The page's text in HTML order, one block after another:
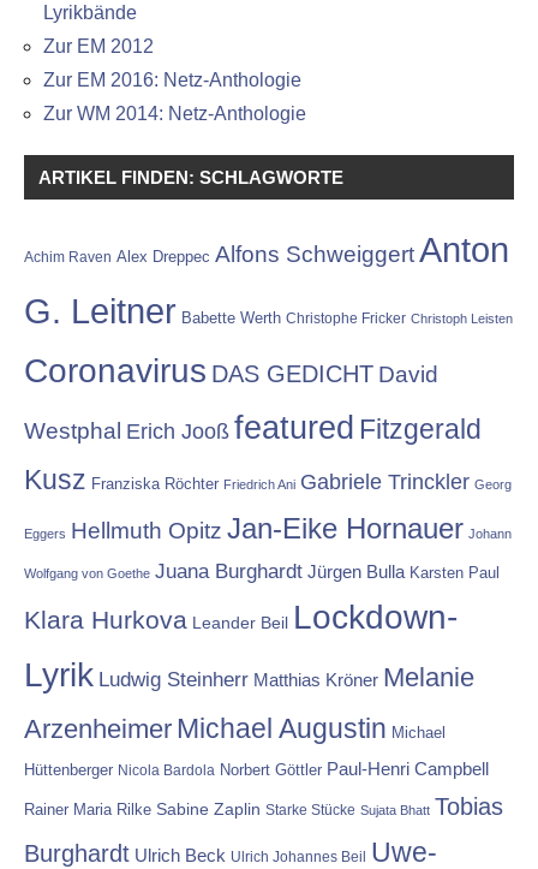
Lyrikbände
Zur EM 2012
Zur EM 2016: Netz-Anthologie
Zur WM 2014: Netz-Anthologie
ARTIKEL FINDEN: SCHLAGWORTE
Achim Raven Alex Dreppec Alfons SchweiggertAnton
G. Leitner Babette Werth Christophe Fricker Christoph Leisten
Coronavirus DAS GEDICHT David
Westphal Erich Jooß featured Fitzgerald
Kusz Franziska Röchter Friedrich Ani Gabriele Trinckler Georg
Eggers Hellmuth Opitz Jan-Eike Hornauer Johann
Wolfgang von Goethe Juana Burghardt Jürgen Bulla Karsten Paul
Klara Hurkova Leander Beil Lockdown-
Lyrik Ludwig Steinherr Matthias Kröner Melanie
Arzenheimer Michael Augustin Michael
Hüttenberger Nicola Bardola Norbert Göttler Paul-Henri Campbell
Rainer Maria Rilke Sabine Zaplin Starke Stücke Sujata Bhatt Tobias
Burghardt Ulrich Beck Ulrich Johannes Beil Uwe-